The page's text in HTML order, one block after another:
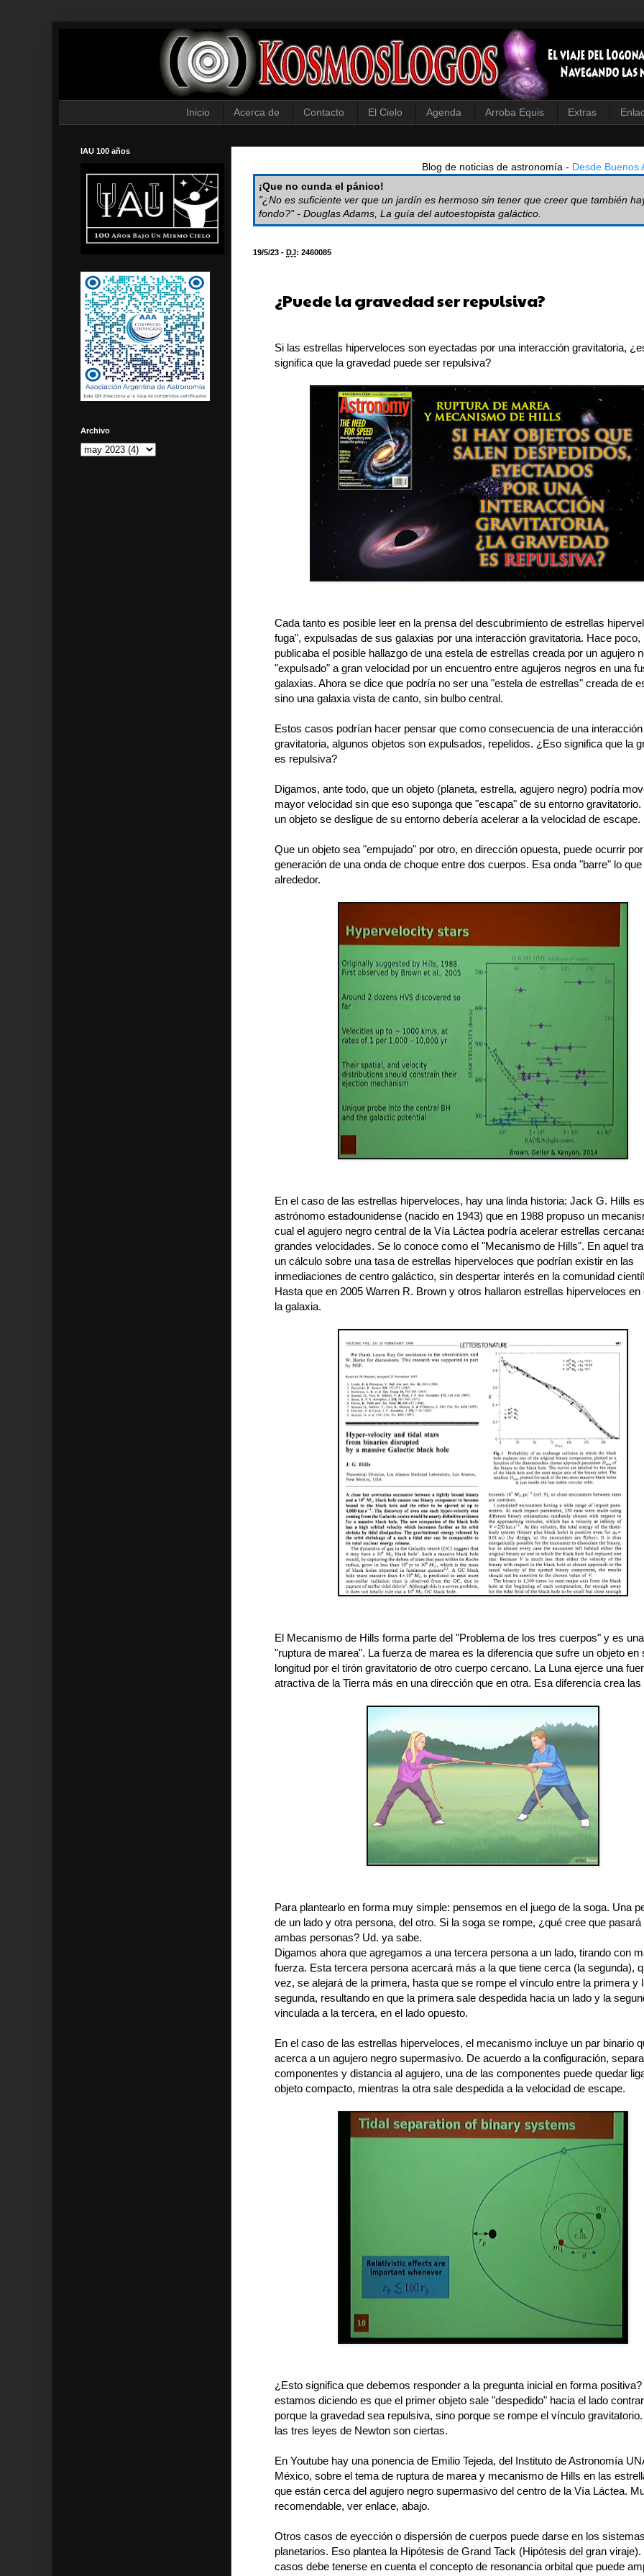
Inicio Acerca de Contacto El Cielo Agenda Arroba Equis Extras
Blog de noticias de astronomía - Desde Buenos
¡Que no cunda el pánico!
"¿No es suficiente ver que un jardín es hermoso sin tener que creer que también
fondo?" - Douglas Adams, La guía del autoestopista galáctico.
19/5/23 - DJ: 2460085
¿Puede la gravedad ser repulsiva?
Si las estrellas hiperveloces son eyectadas por una interacción gravitatoria,
significa que la gravedad puede ser repulsiva?
Cada tanto es posible leer en la prensa del descubrimiento de estrellas
fuga", expulsadas de sus galaxias por una interacción gravitatoria. Hace poco,
publicaba el posible hallazgo de una estela de estrellas creada por un agujero
"expulsado" a gran velocidad por un encuentro entre agujeros negros en una
galaxias. Ahora se dice que podría no ser una "estela de estrellas" creada de
sino una galaxia vista de canto, sin bulbo central.
Estos casos podrían hacer pensar que como consecuencia de una interacción
gravitatoria, algunos objetos son expulsados, repelidos. ¿Eso significa que la
es repulsiva?
Digamos, ante todo, que un objeto (planeta, estrella, agujero negro) podría
mayor velocidad sin que eso suponga que "escapa" de su entorno gravitatorio.
un objeto se desligue de su entorno debería acelerar a la velocidad de escape.
Que un objeto sea "empujado" por otro, en dirección opuesta, puede ocurrir
generación de una onda de choque entre dos cuerpos. Esa onda "barre" lo
alrededor.
En el caso de las estrellas hiperveloces, hay una linda historia: Jack G. Hills
astrónomo estadounidense (nacido en 1943) que en 1988 propuso un
cual el agujero negro central de la Vía Láctea podría acelerar estrellas
grandes velocidades. Se lo conoce como el "Mecanismo de Hills". En aquel
un cálculo sobre una tasa de estrellas hiperveloces que podrían existir en las
inmediaciones de centro galáctico, sin despertar interés en la comunidad
Hasta que en 2005 Warren R. Brown y otros hallaron estrellas hiperveloces en
la galaxia.
El Mecanismo de Hills forma parte del "Problema de los tres cuerpos" y es
"ruptura de marea". La fuerza de marea es la diferencia que sufre un objeto en
longitud por el tirón gravitatorio de otro cuerpo cercano. La Luna ejerce una
atractiva de la Tierra más en una dirección que en otra. Esa diferencia crea las
Para plantearlo en forma muy simple: pensemos en el juego de la soga. Una
de un lado y otra persona, del otro. Si la soga se rompe, ¿qué cree que pasará
ambas personas? Ud. ya sabe.
Digamos ahora que agregamos a una tercera persona a un lado, tirando con
fuerza. Esta tercera persona acercará más a la que tiene cerca (la segunda),
vez, se alejará de la primera, hasta que se rompe el vínculo entre la primera y
segunda, resultando en que la primera sale despedida hacia un lado y la
vinculada a la tercera, en el lado opuesto.
En el caso de las estrellas hiperveloces, el mecanismo incluye un par binario
acerca a un agujero negro supermasivo. De acuerdo a la configuración,
componentes y distancia al agujero, una de las componentes puede quedar
objeto compacto, mientras la otra sale despedida a la velocidad de escape.
¿Esto significa que debemos responder a la pregunta inicial en forma positiva?
estamos diciendo es que el primer objeto sale "despedido" hacia el lado
porque la gravedad sea repulsiva, sino porque se rompe el vínculo
las tres leyes de Newton son ciertas.
En Youtube hay una ponencia de Emilio Tejeda, del Instituto de Astronomía
México, sobre el tema de ruptura de marea y mecanismo de Hills en las
que están cerca del agujero negro supermasivo del centro de la Vía Láctea.
recomendable, ver enlace, abajo.
Otros casos de eyección o dispersión de cuerpos puede darse en los sistemas
planetarios. Eso plantea la Hipótesis de Grand Tack (Hipótesis del gran viraje).
casos debe tenerse en cuenta el concepto de resonancia orbital que puede
IAU 100 años
Archivo